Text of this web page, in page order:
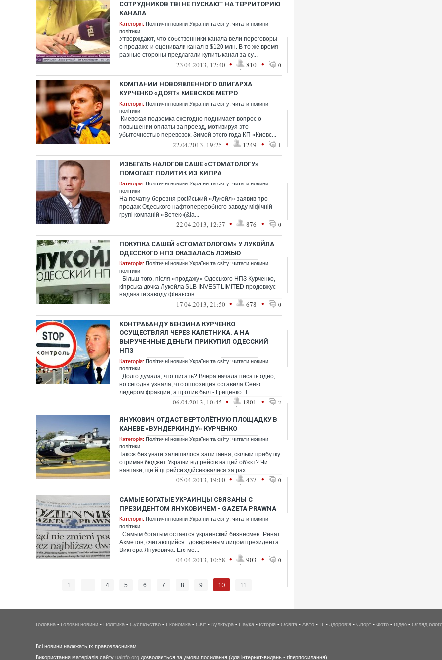
СОТРУДНИКОВ ТВІ НЕ ПУСКАЮТ НА ТЕРРИТОРИЮ
КАНАЛА
Категорія: Політичні новини України та світу: читати новини
політики
Утверждают, что собственники канала вели переговоры
о продаже и оценивали канал в $120 млн. В то же время
разные стороны предлагали купить канал за су...
23.04.2013, 12:40 • 810 • 0
КОМПАНИИ НОВОЯВЛЕННОГО ОЛИГАРХА
КУРЧЕНКО «ДОЯТ» КИЕВСКОЕ МЕТРО
Категорія: Політичні новини України та світу: читати новини
політики
Киевская подземка ежегодно поднимает вопрос о
повышении оплаты за проезд, мотивируя это
убыточностью перевозок. Зимой этого года КП «Киевс...
22.04.2013, 19:25 • 1249 • 1
ИЗБЕГАТЬ НАЛОГОВ САШЕ «СТОМАТОЛОГУ»
ПОМОГАЕТ ПОЛИТИК ИЗ КИПРА
Категорія: Політичні новини України та світу: читати новини
політики
На початку березня російський «Лукойл» заявив про
продаж Одеського нафтопереробного заводу міфічній
групі компаній «Ветек»(&la...
22.04.2013, 12:37 • 876 • 0
ПОКУПКА САШЕЙ «СТОМАТОЛОГОМ» У ЛУКОЙЛА
ОДЕССКОГО НПЗ ОКАЗАЛАСЬ ЛОЖЬЮ
Категорія: Політичні новини України та світу: читати новини
політики
Більш того, після «продажу» Одеського НПЗ Курченко,
кіпрська дочка Лукойла SLB INVEST LIMITED продовжує
надавати заводу фінансов...
17.04.2013, 21:50 • 678 • 0
КОНТРАБАНДУ БЕНЗИНА КУРЧЕНКО
ОСУЩЕСТВЛЯЛ ЧЕРЕЗ КАЛЕТНИКА. А НА
ВЫРУЧЕННЫЕ ДЕНЬГИ ПРИКУПИЛ ОДЕССКИЙ
НПЗ
Категорія: Політичні новини України та світу: читати новини
політики
Долго думала, что писать? Вчера начала писать одно,
но сегодня узнала, что оппозиция оставила Сеню
лидером фракции, а против был - Гриценко. Т...
06.04.2013, 10:45 • 1801 • 2
ЯНУКОВИЧ ОТДАСТ ВЕРТОЛЁТНУЮ ПЛОЩАДКУ В
КАНЕВЕ «ВУНДЕРКИНДУ» КУРЧЕНКО
Категорія: Політичні новини України та світу: читати новини
політики
Також без уваги залишилося запитання, скільки прибутку
отримав бюджет Украіни від рейсів на цей об'єкт? Чи
навпаки, ще й ці рейси здійснювалися за рах...
05.04.2013, 19:00 • 437 • 0
САМЫЕ БОГАТЫЕ УКРАИНЦЫ СВЯЗАНЫ С
ПРЕЗИДЕНТОМ ЯНУКОВИЧЕМ - GAZETA PRAWNA
Категорія: Політичні новини України та світу: читати новини
політики
Самым богатым остается украинский бизнесмен Ринат
Ахметов, считающийся доверенным лицом президента
Виктора Януковича. Его ме...
04.04.2013, 10:58 • 903 • 0
1 ... 4 5 6 7 8 9 10 11
Ворог завдав комбінованого
двоє поранених. Ще
після атаки БПЛА по ринку на
Зеленський прибув до Сербії
Головна • Головні новини • Політика • Суспільство • Економіка • Світ • Культура • Наука • Історія • Освіта • Авто • IT • Здоров'я • Спорт • Фото • Відео • Огляд
Всі новини належать їх правовласникам.
Використання матеріалів сайту uainfo.org дозволяється за умови посилання (для інтернет-видань - гіперпосилання).